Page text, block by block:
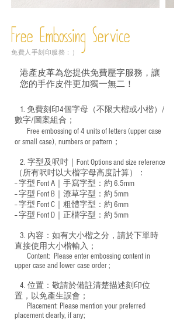
Free Embossing Service
免費人手刻印服務：）
港產皮革為您提供免費壓字服務，讓
您的手作皮件更加獨一無二！
1. 免費刻印4個字母（不限大楷或小楷）/
數字/圖案組合；
Free embossing of 4 units of letters (upper case
or small case), numbers or pattern；
2. 字型及呎吋｜ Font Options and size reference
（所有呎吋以大楷字母高度計算）：
-- 字型 Font A｜手寫字型：約 6.5mm
-- 字型 Font B｜潦草字型： 約 5mm
-- 字型 Font C｜粗體字型：約 6mm
-- 字型 Font D｜正楷字型： 約 5mm
3. 內容：如有大小楷之分，請於下單時
直接使用大小楷輸入；
​ Content: Please enter embossing content in
upper case and lower case order ;
4. 位置：敬請於備註清楚描述刻印位
置，以免產生誤會；
​ Placement: Please mention your preferred
placement clearly, if any;